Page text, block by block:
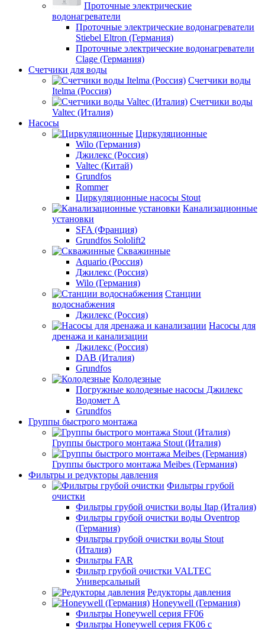
Проточные электрические
водонагреватели
Проточные электрические водонагреватели
Stiebel Eltron (Германия)
Проточные электрические водонагреватели
Clage (Германия)
Счетчики для воды
Счетчики воды
Itelma (Россия)
Счетчики воды
Valtec (Италия)
Насосы
Циркуляционные
Wilo (Германия)
Джилекс (Россия)
Valtec (Китай)
Grundfos
Rommer
Циркуляционные насосы Stout
Канализационные
установки
SFA (Франция)
Grundfos Sololift2
Скважинные
Aquario (Россия)
Джилекс (Россия)
Wilo (Германия)
Станции
водоснабжения
Джилекс (Россия)
Насосы для
дренажа и канализации
Джилекс (Россия)
DAB (Италия)
Grundfos
Колодезные
Погружные колодезные насосы Джилекс
Водомет А
Grundfos
Группы быстрого монтажа
Группы быстрого монтажа Stout (Италия)
Группы быстрого монтажа Meibes (Германия)
Фильтры и редукторы давления
Фильтры грубой
очистки
Фильтры грубой очистки воды Itap (Италия)
Фильтры грубой очистки воды Oventrop
(Германия)
Фильтры грубой очистки воды Stout
(Италия)
Фильтры FAR
Фильтр грубой очистки VALTEC
Универсальный
Редукторы давления
Honeywell (Германия)
Фильтры Honeywell серия FF06
Фильтры Honeywell серия FK06 с